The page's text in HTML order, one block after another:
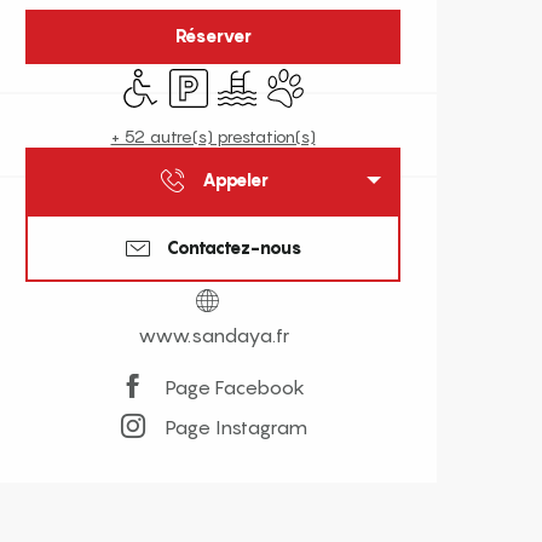
Réserver
Accès handicapés
Parking PiscineAnimaux acceptés
+ 52 autre(s) prestation(s)
Appeler
Contactez-nous
www.sandaya.fr
Page Facebook
Page Instagram